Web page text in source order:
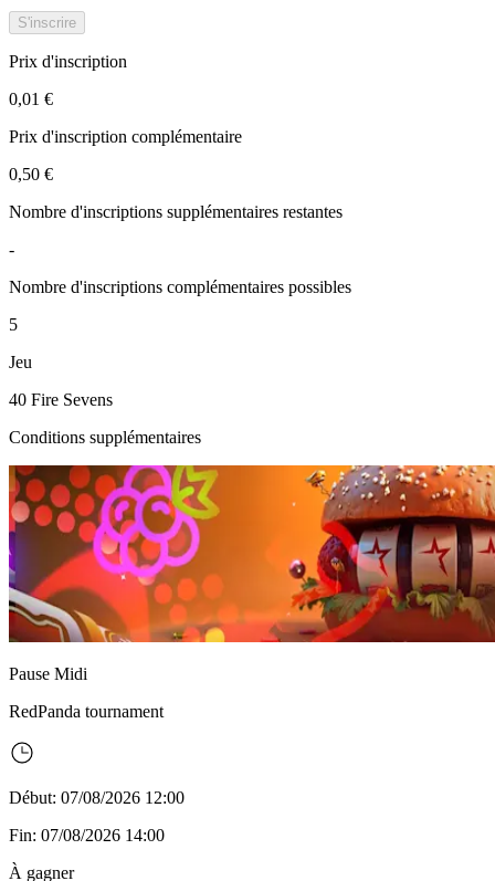
S'inscrire
Prix d'inscription
0,01 €
Prix d'inscription complémentaire
0,50 €
Nombre d'inscriptions supplémentaires restantes
-
Nombre d'inscriptions complémentaires possibles
5
Jeu
40 Fire Sevens
Conditions supplémentaires
Pause Midi
RedPanda tournament
Début: 07/08/2026 12:00
Fin: 07/08/2026 14:00
À gagner